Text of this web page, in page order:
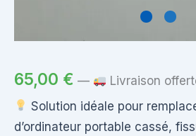
65,00 € —
Livraison
Solution idéale pour
d’ordinateur portable cassé,